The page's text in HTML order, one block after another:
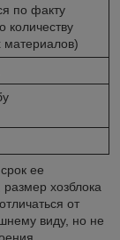
по факту
количеству
материалов)
ее
хозблока
от
виду, но не